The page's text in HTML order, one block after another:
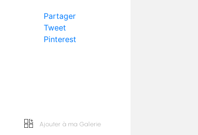
Partager
Tweet
Pinterest
Ajouter à ma Galerie